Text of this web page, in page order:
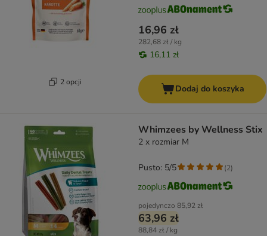
2 opcji
16,96 zł
282,68 zł / kg
16,11 zł
Dodaj do koszyka
Whimzees by Wellness Stix
2 x rozmiar M
pojedynczo 85,92 zł
63,96 zł
88,84 zł / kg
Pusto: 5/5 (2)